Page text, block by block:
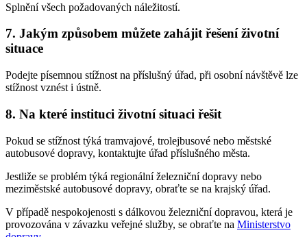
Splnění všech požadovaných náležitostí.
7. Jakým způsobem můžete zahájit řešení životní
situace
Podejte písemnou stížnost na příslušný úřad, při osobní návštěvě lze
stížnost vznést i ústně.
8. Na které instituci životní situaci řešit
Pokud se stížnost týká tramvajové, trolejbusové nebo městské
autobusové dopravy, kontaktujte úřad příslušného města.
Jestliže se problém týká regionální železniční dopravy nebo
meziměstské autobusové dopravy, obraťte se na krajský úřad.
V případě nespokojenosti s dálkovou železniční dopravou, která je
provozována v závazku veřejné služby, se obraťte na Ministerstvo